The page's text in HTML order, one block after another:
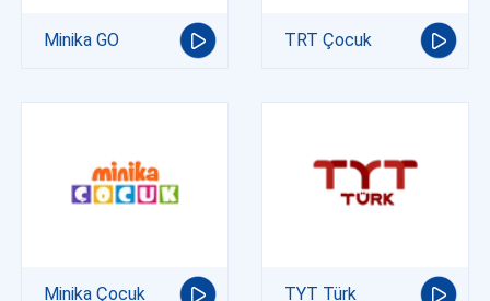
Minika GO TRT Çocuk
Minika Çocuk TYT Türk